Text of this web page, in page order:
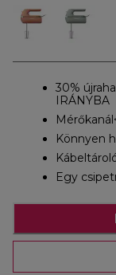
30%
IRÁNYBA
Könnyen
Egy